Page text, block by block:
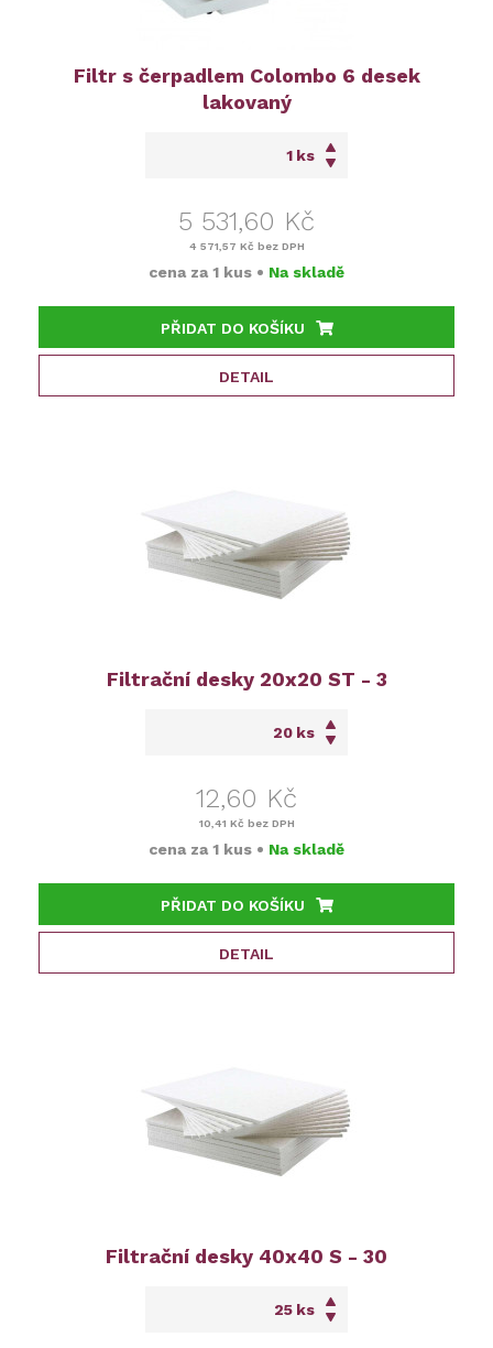
Filtr s čerpadlem Colombo 6 desek
lakovaný
ks
5 531,60 Kč
4 571,57 Kč bez DPH
cena za 1 kus • Na skladě
PŘIDAT DO KOŠÍKU
DETAIL
Filtrační desky 20x20 ST - 3
ks
12,60 Kč
10,41 Kč bez DPH
cena za 1 kus • Na skladě
PŘIDAT DO KOŠÍKU
DETAIL
Filtrační desky 40x40 S - 30
ks